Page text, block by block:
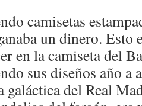
camisetas
un dinero. Esto
en la camiseta del
sus diseños año a
galáctica del Real